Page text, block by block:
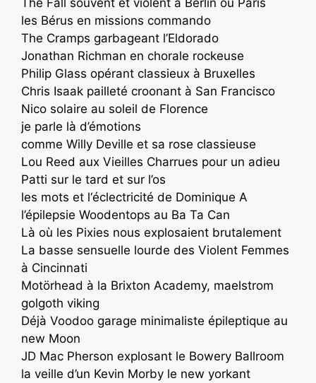
les Bérus en missions commando
The Cramps garbageant l’Eldorado
Jonathan Richman en chorale rockeuse
Philip Glass opérant classieux à Bruxelles
Chris Isaak pailleté croonant à San Francisco
Nico solaire au soleil de Florence
je parle là d’émotions
comme Willy Deville et sa rose classieuse
Lou Reed aux Vieilles Charrues pour un adieu
Patti sur le tard et sur l’os
les mots et l‘éclectricité de Dominique A
l’épilepsie Woodentops au Ba Ta Can
Là où les Pixies nous explosaient brutalement
La basse sensuelle lourde des Violent Femmes
à Cincinnati
Motörhead à la Brixton Academy, maelstrom
golgoth viking
Déjà Voodoo garage minimaliste épileptique au
new Moon
JD Mac Pherson explosant le Bowery Ballroom
la veille d’un Kevin Morby le new yorkant